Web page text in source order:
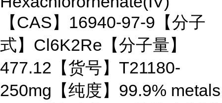
【CAS】16940-97-9【分子
式】Cl6K2Re【分子量】
477.12【货号】T21180-
250mg【纯度】99.9% metals